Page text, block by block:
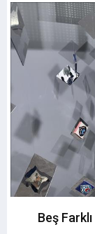
Beş